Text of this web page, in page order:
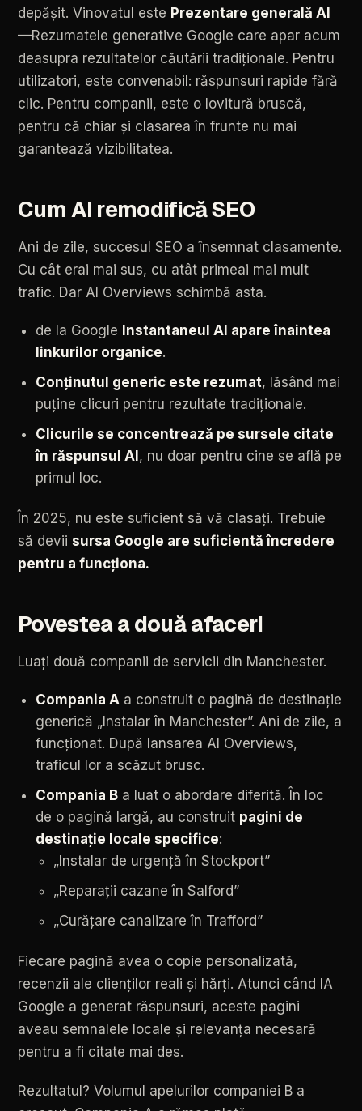
depășit. Vinovatul este Prezentare generală AI
—Rezumatele generative Google care apar acum
deasupra rezultatelor căutării tradiționale. Pentru
utilizatori, este convenabil: răspunsuri rapide fără
clic. Pentru companii, este o lovitură bruscă,
pentru că chiar și clasarea în frunte nu mai
garantează vizibilitatea.
Cum AI remodificăSEO
Ani de zile, succesul SEO a însemnat clasamente.
Cu cât erai mai sus, cu atât primeai mai mult
trafic. Dar AI Overviews schimbă asta.
de la Google Instantaneul AI apare înaintea
linkurilor organice.
Conținutul generic este rezumat, lăsând mai
puține clicuri pentru rezultate tradiționale.
Clicurile se concentrează pe sursele citate
în răspunsul AI , nu doar pentru cine se află pe
primul
loc.
În 2025, nu este suficient să vă clasați. Trebuie
să devii sursa Google are suficientă încredere
pentru a funcționa.
Povesteaadouăafaceri
Luați două companii de servicii din Manchester.
Compania A a construit o pagină de destinație
generică „Instalar în Manchester”. Ani de zile, a
funcționat. După lansarea AI Overviews,
traficul
lor a scăzut brusc.
Compania B a luat o abordare diferită. În loc
de o pagină largă, au construit pagini de
destinație locale specifice:
„Instalar de urgență în Stockport”
„Reparații cazane în Salford”
„Curăţare canalizare în Trafford”
Fiecare pagină avea o copie personalizată,
recenzii ale clienților reali și hărți. Atunci când IA
Google a generat răspunsuri, aceste pagini
aveau semnalele locale și relevanța necesară
pentru a fi citate mai des.
Rezultatul? Volumul apelurilor companiei B a